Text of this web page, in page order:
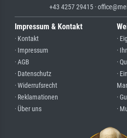
+43 4257 29415 ·
Impressum & Kontakt
· Kontakt
· Impressum
· AGB
· Datenschutz
· Widerrufsrecht
· Reklamationen
· Über uns
·
·
·
·
·
·